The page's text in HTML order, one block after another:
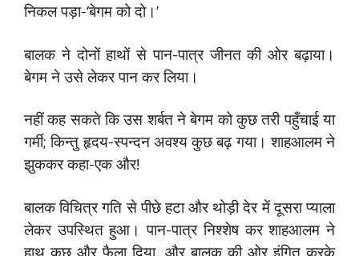
निकल पड़ा-‘बेगम को दो।’
बालक ने दोनों हाथों से पान-पात्र जीनत की ओर बढ़ाया।
बेगम ने उसे लेकर पान कर लिया।
नहीं कह सकते कि उस शर्बत ने बेगम को कुछ तरी पहुँचाई या
गर्मी; किन्तु हृदय-स्पन्दन अवश्य कुछ बढ़ गया। शाहआलम ने
झुककर कहा-एक और!
बालक विचित्र गति से पीछे हटा और थोड़ी देर में दूसरा प्याला
लेकर उपस्थित हुआ। पान-पात्र निश्शेष कर शाहआलम ने
हाथ कुछ और फैला दिया, और बालक की ओर इंगित करके